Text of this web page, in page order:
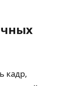
кадр,